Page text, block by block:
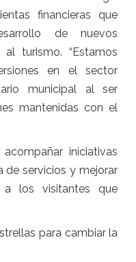
financieras que
de nuevos
turismo. “Estamos
en el sector
municipal al ser
mantenidas con el
iniciativas
de servicios y mejorar
a los visitantes que
para cambiar la